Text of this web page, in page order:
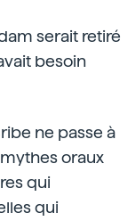
serait retiré
besoin
ne passe à
oraux
qui
qui